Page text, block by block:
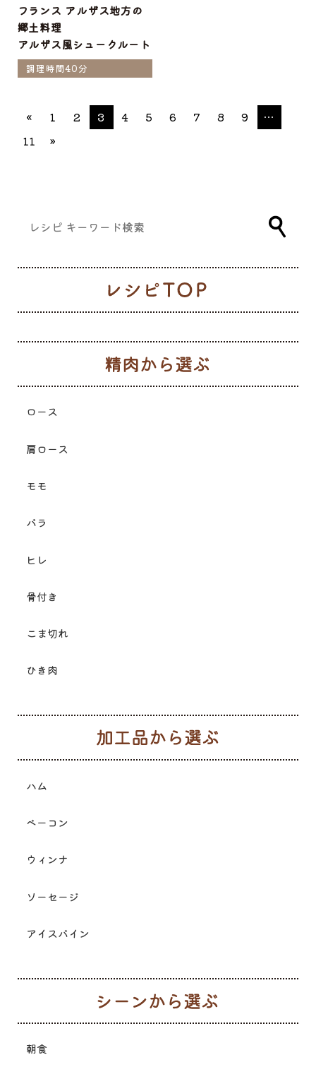
フランス アルザス地方の
郷土料理
アルザス風シュークルート
調理時間40分
« 1 2 3 4 5 6 7 8 9
…
11
»
ロース
肩ロース
モモ
バラ
ヒレ
骨付き
こま切れ
ひき肉
ハム
ベーコン
ウィンナ
ソーセージ
アイスバイン
朝食